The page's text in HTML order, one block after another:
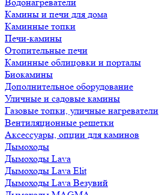
Камины и печи для дома
Каминные топки
Печи-камины
Отопительные печи
Каминные облицовки и порталы
Биокамины
Дополнительное оборудование
Уличные и садовые камины
Газовые топки, уличные нагреватели
Вентиляционные решетки
Аксессуары, опции для каминов
Дымоходы
Дымоходы Lava
Дымоходы Lava Elit
Дымоходы Lava Везувий